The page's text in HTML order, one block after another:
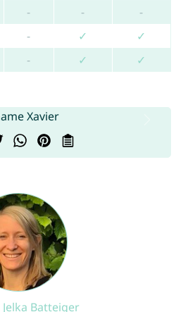
- -
-
- ✓
✓
- ✓ ✓
Jelka Batteiger